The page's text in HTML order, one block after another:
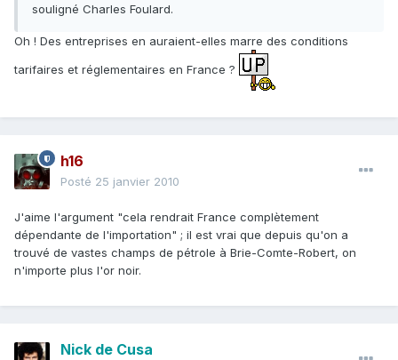
souligné Charles Foulard.
Oh ! Des entreprises en auraient-elles marre des conditions
tarifaires et réglementaires en France ?
h16
Posté 25 janvier 2010
J'aime l'argument "cela rendrait France complètement
dépendante de l'importation" ; il est vrai que depuis qu'on a
trouvé de vastes champs de pétrole à Brie-Comte-Robert, on
n'importe plus l'or noir.
Nick de Cusa